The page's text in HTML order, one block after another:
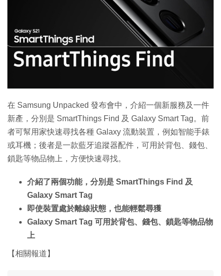
在 Samsung Unpacked 發布會中，介紹一個新服務及一件
新產，分別是 SmartThings Find 及 Galaxy Smart Tag。前
者可幫用家快速尋找各種 Galaxy 流動裝置，例如智能手錶
或耳機；後者是一款藍牙追蹤器配件，可用於背包、錢包、
鎖匙等物品物上，方便快速尋找。
介紹了兩個功能，分別是 SmartThings Find 及
Galaxy Smart Tag
即使裝置處於離線狀態，也能輕鬆尋獲
Galaxy Smart Tag 可用於背包、錢包、鎖匙等物品物
上
【相關報道】